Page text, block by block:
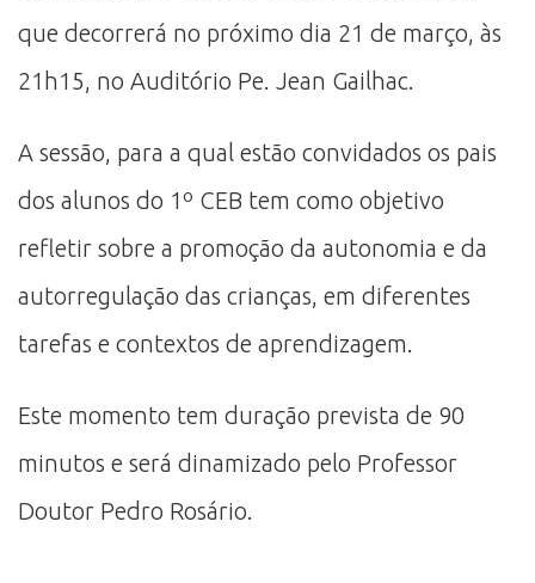
que decorrerá no próximo dia 21 de março, às
21h15, no Auditório Pe. Jean Gailhac.
A sessão, para a qual estão convidados os pais
dos alunos do 1º CEB tem como objetivo
refletir sobre a promoção da autonomia e da
autorregulação das crianças, em diferentes
tarefas e contextos de aprendizagem.
Este momento tem duração prevista de 90
minutos e será dinamizado pelo Professor
Doutor Pedro Rosário.